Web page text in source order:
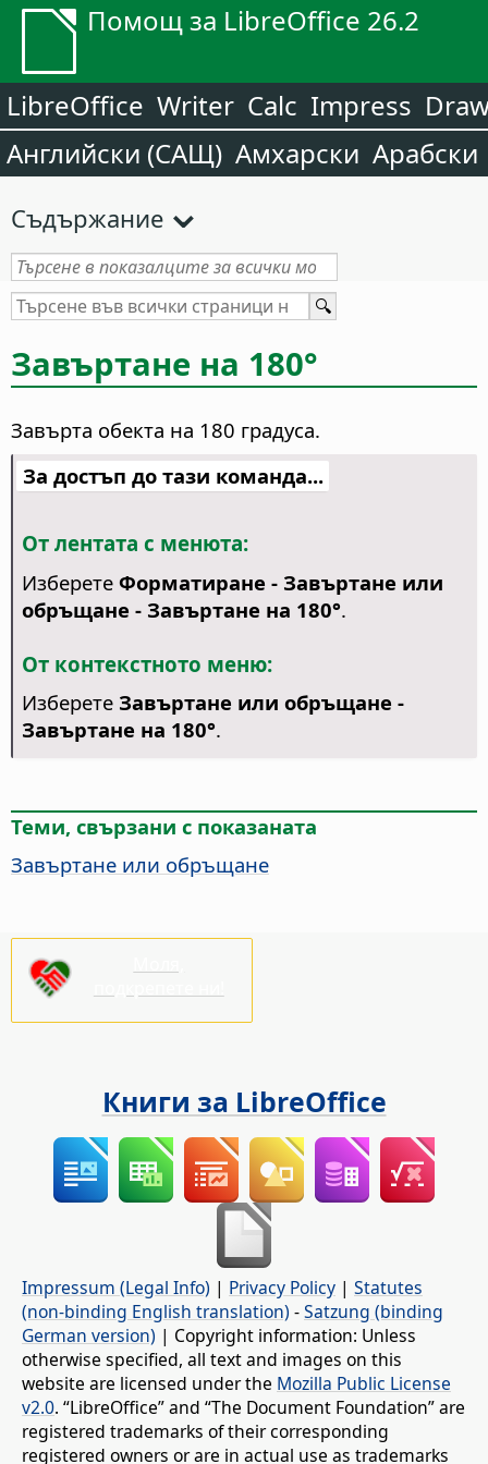
Помощ за LibreOffice 26.2
LibreOffice Writer Calc Impress
Английски (САЩ) Амхарски Арабски
Съдържание
Завъртане на 180°
Завърта обекта на 180 градуса.
За достъп до тази команда...
От лентата с менюта:
Изберете Форматиране - Завъртане или
обръщане - Завъртане на 180°.
От контекстното меню:
Изберете Завъртане или обръщане -
Завъртане на 180°.
Теми, свързани с показаната
Завъртане или обръщане
Книги за LibreOffice
Impressum (Legal Info) | Privacy Policy | Statutes
(non-binding English translation) -Satzung (binding
German version) | Copyright information: Unless
otherwise specified, all text and images on this
website are licensed under the Mozilla Public License
v2.0. “LibreOffice” and “The Document Foundation” are
registered trademarks of their corresponding
registered owners or are in actual use as trademarks